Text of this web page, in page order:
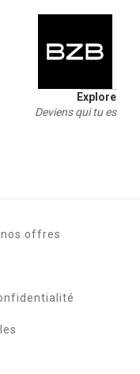
Explore
Deviens qui tu es
offres